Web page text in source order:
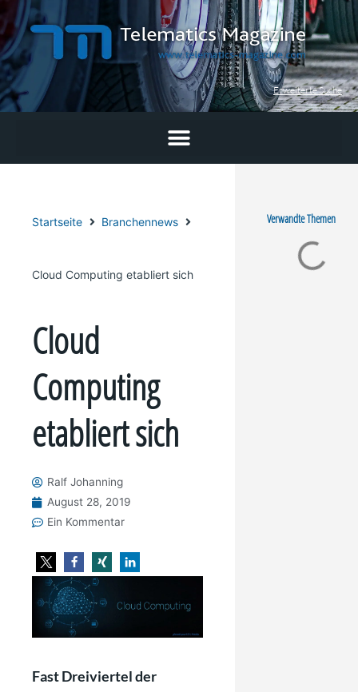
Zum
Inhalt
springen
Erweiterte Suche
Startseite Branchennews
Cloud Computing etabliert sich
Cloud
Computing
etabliert sich
Ralf Johanning
August 28, 2019
Ein Kommentar
Fast Dreiviertel der
Verwandte Themen